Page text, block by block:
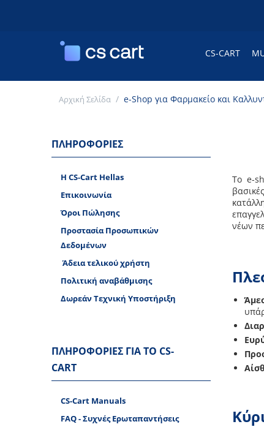
CS-CART
Αρχική Σελίδα / e-Shop για Φαρμακείο και
ΠΛΗΡΟΦΟΡΊΕΣ
H CS-Cart Hellas
Επικοινωνία
Όροι Πώλησης
Προστασία Προσωπικών
Δεδομένων
​ Άδεια τελικού χρήστη
Πολιτική αναβάθμισης
Δωρεάν Tεχνική Υποστήριξη
ΠΛΗΡΟΦΟΡΊΕΣ ΓΙΑ ΤΟ CS-
CART
CS-Cart Manuals
FAQ - Συχνές Ερωταπαντήσεις
Το e-
νέων